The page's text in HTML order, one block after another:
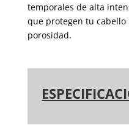
temporales de alta
que protegen tu
porosidad.